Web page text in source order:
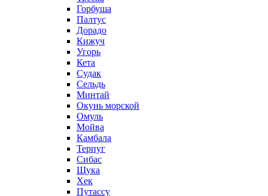
Горбуша
Палтус
Дорадо
Кижуч
Угорь
Кета
Судак
Сельдь
Минтай
Окунь морской
Омуль
Мойва
Камбала
Терпуг
Сибас
Щука
Хек
Путассу